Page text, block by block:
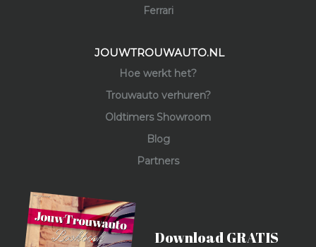
Ferrari
JOUWTROUWAUTO.NL
Hoe werkt het?
Trouwauto verhuren?
Oldtimers Showroom
Blog
Partners
Download GRATIS